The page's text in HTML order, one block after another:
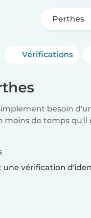
Perthes
Vérifications
besoin
moins de temps
une vérification